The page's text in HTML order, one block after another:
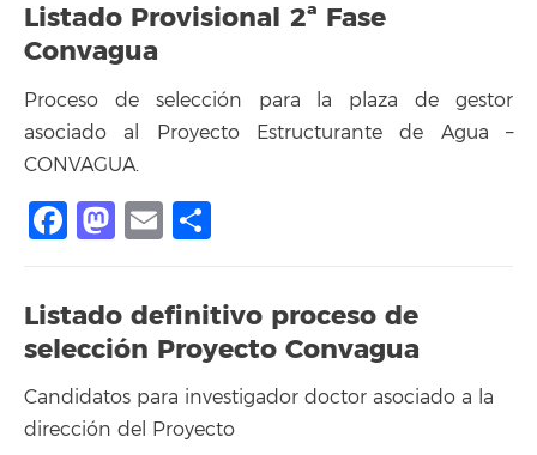
Listado Provisional 2ª Fase
Convagua
Proceso de selección para la plaza de gestor
asociado al Proyecto Estructurante de Agua –
CONVAGUA.
Facebook
Mastodon
Email
Listado definitivo proceso de
selección Proyecto Convagua
Candidatos para investigador doctor asociado a la
dirección del Proyecto